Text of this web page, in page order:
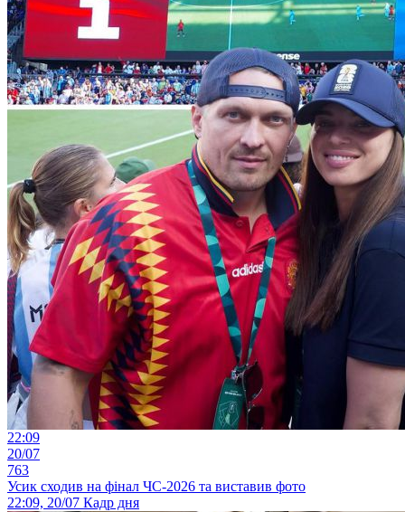
22:09
20/07
763
Усик сходив на фінал ЧС-2026 та виставив фото
22:09, 20/07 Кадр дня